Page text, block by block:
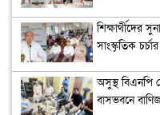
শিক্ষার্থীদের
সাংস্কৃতিক
অসুস্থ বিএনপি
বাসভবনে